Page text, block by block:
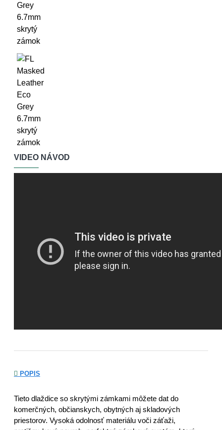
VIDEO NÁVOD
POPIS
Tieto dlaždice so skrytými zámkami môžete dat do
komerčných, občianskych, obytných aj skladových
priestorov. Vysoká odolnosť materiálu voči záťaži,